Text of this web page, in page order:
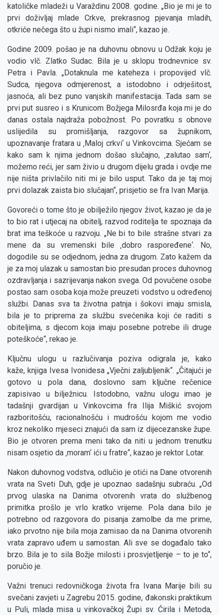
katoličke mladeži u Varaždinu 2008. godine. „Bio je mi je to
prvi doživljaj mlade Crkve, prekrasnog pjevanja mladih,
otkriće nečega što u župi nismo imali“, kazao je.
Godine 2009. pošao je na duhovnu obnovu u Odžak koju je
vodio vlč. Zlatko Sudac. Bila je u sklopu trodnevnice sv.
Petra i Pavla. „Dotaknula me kateheza i propovijed vlč.
Sudca, njegova odmjerenost, a istodobno i odrješitost,
jasnoća, ali bez puno vanjskih manifestacija. Tada sam se
prvi put susreo i s Krunicom Božjega Milosrđa koja mi je do
danas ostala najdraža pobožnost. Po povratku s obnove
uslijedila su promišljanja, razgovor sa župnikom,
upoznavanje fratara u ‚Maloj crkvi‘ u Vinkovcima. Sjećam se
kako sam k njima jednom došao slučajno, ‚zalutao sam‘,
možemo reći, jer sam živio u drugom dijelu grada i ovdje me
nije ništa privlačilo niti mi je bilo usput. Tako da je taj moj
prvi dolazak zaista bio slučajan“, prisjetio se fra Ivan Marija.
Govoreći o tome što je obilježilo njegov život, kazao je da je
to bio rat i utjecaj na obitelj, razvod roditelja te spoznaja da
brat ima teškoće u razvoju. „Ne bi to bile strašne stvari za
mene da su vremenski bile ‚dobro raspoređene‘. No,
dogodile su se odjednom, jedna za drugom. Zato kažem da
je za moj ulazak u samostan bio presudan proces duhovnog
ozdravljanja i sazrijevanja nakon svega. Od povučene osobe
postao sam osoba koja može preuzeti vodstvo u određenoj
službi. Danas sva ta životna patnja i šokovi imaju smisla,
bila je to priprema za službu svećenika koji će raditi s
obiteljima, s djecom koja imaju posebne potrebe ili druge
poteškoće“, rekao je.
Ključnu ulogu u razlučivanja poziva odigrala je, kako
kaže, knjiga Ivesa Ivonidesa „Vječni zaljubljenik“. „Čitajući je
gotovo u pola dana, doslovno sam ključne rečenice
zapisivao u bilježnicu. Istodobno, važnu ulogu imao je
tadašnji gvardijan u Vinkovcima fra Ilija Miškić svojom
razboritošću, racionalnošću i mudrošću kojom me vodio
kroz nekoliko mjeseci znajući da sam iz dijecezanske župe.
Bio je otvoren prema meni tako da niti u jednom trenutku
nisam osjetio da ‚moram‘ ići u fratre“, kazao je rektor Lotar.
Nakon duhovnog vodstva, odlučio je otići na Dane otvorenih
vrata na Sveti Duh, gdje je upoznao sadašnju subraću. „Od
prvog ulaska na Danima otvorenih vrata do službenog
primitka prošlo je vrlo kratko vrijeme. Pola dana bilo je
potrebno od razgovora do pisanja zamolbe da me prime,
iako prvotno nije bila moja zamisao da na Danima otvorenih
vrata zapravo uđem u samostan. Ali sve se događalo tako
brzo. Bila je to sila Božje milosti i prosvjetljenje – to je to“,
poručio je.
Važni trenuci redovničkoga života fra Ivana Marije bili su
svečani zavjeti u Zagrebu 2015. godine, đakonski praktikum
u Puli, mlada misa u vinkovačkoj Župi sv. Ćirila i Metoda,